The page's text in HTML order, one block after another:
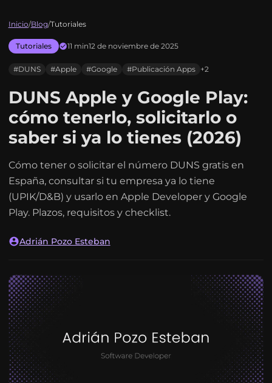
Inicio/Blog/Tutoriales
Tutoriales 11 min12 de noviembre de 2025
#DUNS #Apple #Google #Publicación Apps +2
DUNS Apple y Google Play:
cómo tenerlo, solicitarlo o
saber si ya lo tienes (2026)
Cómo tener o solicitar el número DUNS gratis en
España, consultar si tu empresa ya lo tiene
(UPIK/D&B) y usarlo en Apple Developer y Google
Play. Plazos, requisitos y checklist.
Adrián Pozo Esteban